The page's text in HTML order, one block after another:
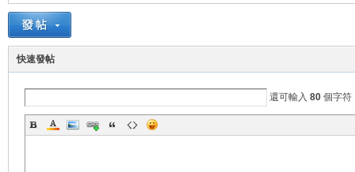
業
快速發帖
還可輸入 80個字符